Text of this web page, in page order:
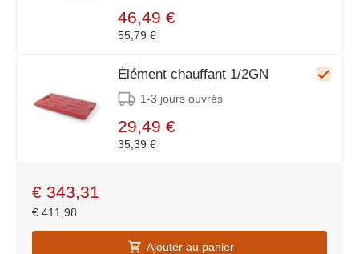
46,49 €
55,79 €
Élément chauffant 1/2GN
1-3 jours ouvrés
29,49 €
35,39 €
€ 343,31
€ 411,98
Ajouter au panier